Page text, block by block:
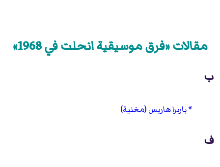
مقالات «فرق موسيقية انحلت في 1968»
ب
باربرا هاريس (مغنية)
ف